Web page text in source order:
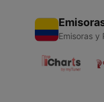
Emisoras y